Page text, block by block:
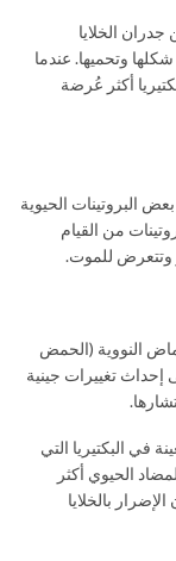
الخلايا
وتحميها. عندما
أكثر عُرضة
البروتينات الحيوية
من القيام
وتتعرض للموت.
النووية (الحمض
إحداث تغييرات جينية
في البكتيريا التي
الحيوي أكثر
بالخلايا